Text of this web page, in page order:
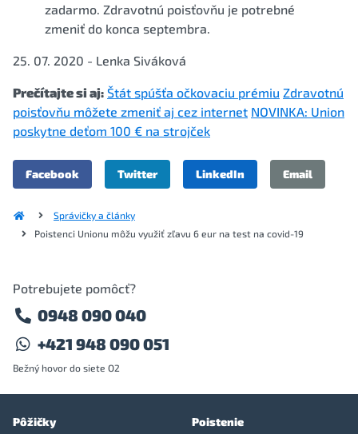
zadarmo. Zdravotnú poisťovňu je potrebné
zmeniť do konca septembra.
25. 07. 2020 - Lenka Siváková
Prečítajte si aj: Štát spúšťa očkovaciu prémiu Zdravotnú
poisťovňu môžete zmeniť aj cez internet NOVINKA: Union
poskytne deťom 100 € na strojček
Facebook Twitter LinkedIn Email
Správičky a články
Poistenci Unionu môžu využiť zľavu 6 eur na test na covid-19
Potrebujete pomôcť?
0948 090 040
+421 948 090 051
Bežný hovor do siete O2
Pôžičky Poistenie